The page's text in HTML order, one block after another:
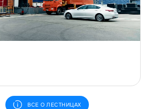
ВСЕ О ЛЕСТНИЦАХ